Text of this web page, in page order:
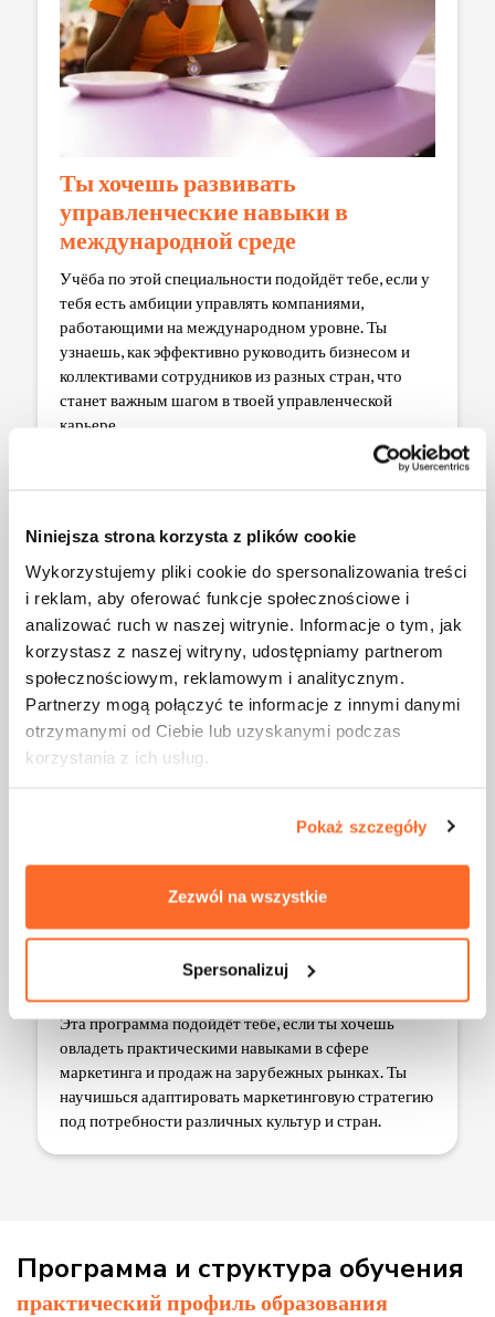
Niniejsza strona korzysta z plików cookie
Wykorzystujemy pliki cookie do spersonalizowania treści
i reklam, aby oferować funkcje społecznościowe i
analizować ruch w naszej witrynie. Informacje o tym, jak
korzystasz z naszej witryny, udostępniamy partnerom
społecznościowym, reklamowym i analitycznym.
Partnerzy mogą połączyć te informacje z innymi danymi
otrzymanymi od Ciebie lub uzyskanymi podczas
korzystania z ich usług.
Pokaż szczegóły
Zezwól na wszystkie
Spersonalizuj
Ты хочешь развивать
управленческие навыки в
международной среде
Учёба по этой специальности подойдёт тебе, если у
тебя есть амбиции управлять компаниями,
работающими на международном уровне. Ты
узнаешь, как эффективно руководить бизнесом и
коллективами сотрудников из разных стран, что
станет важным шагом в твоей управленческой
карьере.
Ты хочешь получить
практические знания в области
международного маркетинга и
Эта программа подойдёт тебе, если ты хочешь
овладеть практическими навыками в сфере
маркетинга и продаж на зарубежных рынках. Ты
научишься адаптировать маркетинговую стратегию
под потребности различных культур и стран.
Программа и структура обучения
практический профиль образования